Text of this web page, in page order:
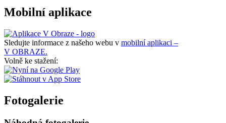
Mobilní aplikace
Sledujte informace z našeho webu v mobilní aplikaci –
V OBRAZE.
Volně ke stažení:
Fotogalerie